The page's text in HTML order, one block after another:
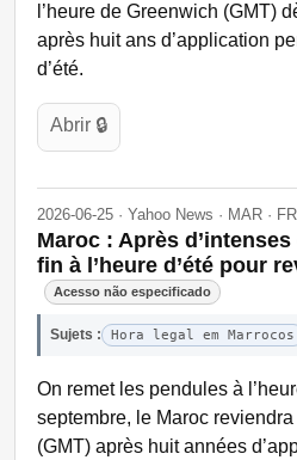
l’heure de Greenwich (GMT)
après huit ans d’application
d’été.
Abrir 🔒
2026-06-25 · Yahoo News · MAR · FR
Maroc : Après
fin à l’heure d’été pour
Acesso não especificado
Sujets : Hora legal em Marrocos
On remet les pendules à
septembre, le Maroc
(GMT) après huit années